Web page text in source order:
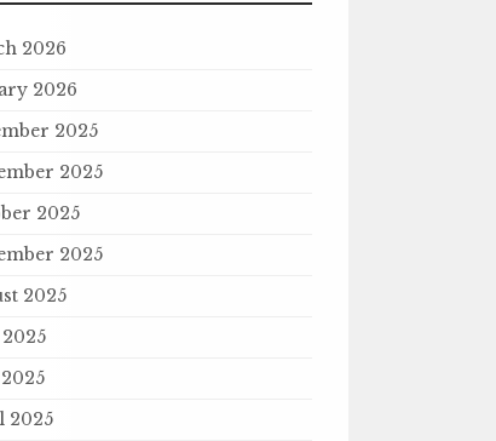
2026
2026
2025
2025
2025
2025
2025
2025